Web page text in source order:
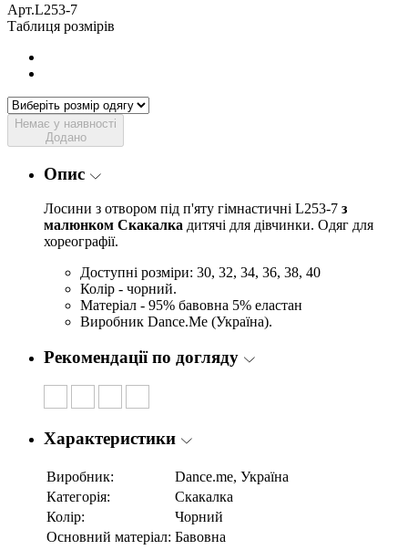
Арт.L253-7
Таблиця розмірів
Немає у наявності
Додано
Опис
Лосини з отвором під п'яту гімнастичні L253-7 з
малюнком Скакалка дитячі для дівчинки. Одяг для
хореографії.
Доступні розміри: 30, 32, 34, 36, 38, 40
Колір - чорний.
Матеріал - 95% бавовна 5% еластан
Виробник Dance.Me (Україна).
Рекомендації по догляду
Характеристики
Виробник:
Dance.me, Україна
Категорія:
Скакалка
Колір:
Чорний
Основний матеріал: Бавовна